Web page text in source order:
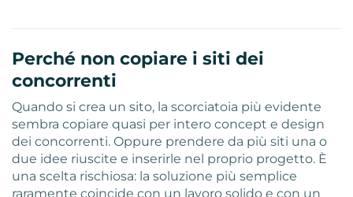
Perché non copiare i siti dei
concorrenti
Quando si crea un sito, la scorciatoia più evidente
sembra copiare quasi per intero concept e design
dei concorrenti. Oppure prendere da più siti una o
due idee riuscite e inserirle nel proprio progetto. È
una scelta rischiosa: la soluzione più semplice
raramente coincide con un lavoro solido e con un